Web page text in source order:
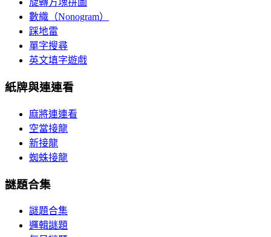
旋轉方塊拼圖
數織（Nonogram）
踩地雷
單字搜尋
英文填字遊戲
紙牌與連連看
麻將連連看
空當接龍
新接龍
蜘蛛接龍
謎題合集
謎題合集
邏輯謎題